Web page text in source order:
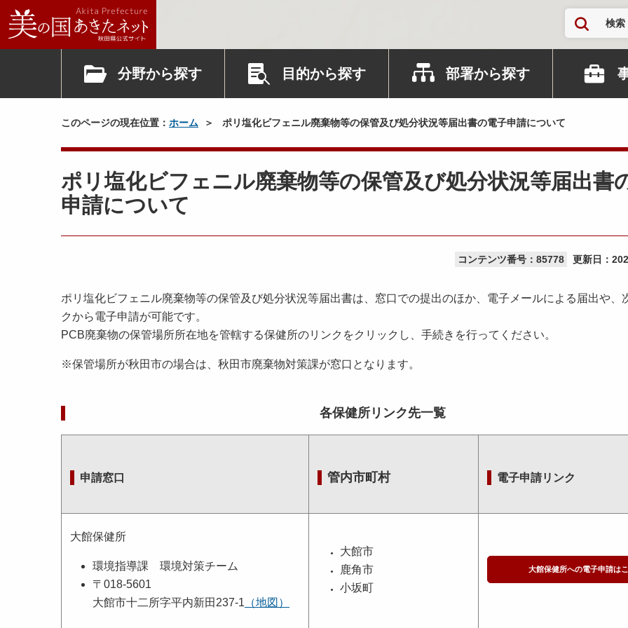
検索
分野から探す 目的から探す 部署から探す
このページの現在位置： ホーム ポリ塩化ビフェニル廃棄物等の保管及び処分状況等届出書の電子申請について
ポリ塩化ビフェニル廃棄物等の保管及び処分状況等届出書
申請について
コンテンツ番号：85778 更新日：
ポリ塩化ビフェニル廃棄物等の保管及び処分状況等届出書は、窓口での提出のほか、電子メールによる届出や、
クから電子申請が可能です。
PCB廃棄物の保管場所所在地を管轄する保健所のリンクをクリックし、手続きを行ってください。
※保管場所が秋田市の場合は、秋田市廃棄物対策課が窓口となります。
各保健所リンク先一覧
申請窓口 管内市町村 電子申請リンク
大館保健所
環境指導課 環境対策チーム
〒018-5601
大館市十二所字平内新田237-1 （地図）
大館市
鹿角市
小坂町
大館保健所への電子申請は